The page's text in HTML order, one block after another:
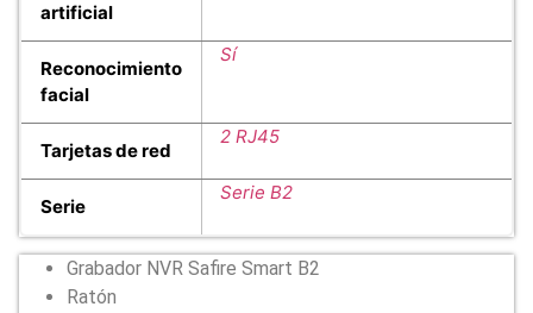
artificial
Reconocimiento
facial
Sí
Tarjetas de red
2 RJ45
Serie
Serie B2
Grabador NVR Safire Smart B2
Ratón